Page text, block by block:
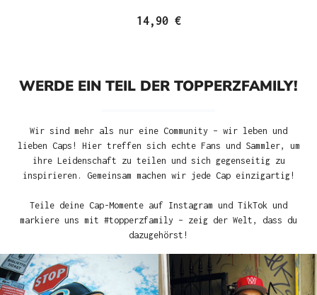
14,90 €
WERDE EIN TEIL DER TOPPERZFAMILY!
Wir sind mehr als nur eine Community – wir leben und
lieben Caps! Hier treffen sich echte Fans und Sammler, um
ihre Leidenschaft zu teilen und sich gegenseitig zu
inspirieren. Gemeinsam machen wir jede Cap einzigartig!
Teile deine Cap-Momente auf Instagram und TikTok und
markiere uns mit #topperzfamily – zeig der Welt, dass du
dazugehörst!